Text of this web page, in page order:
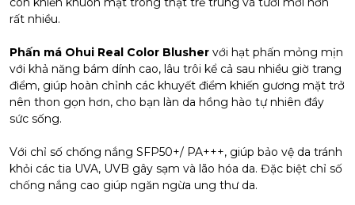
rất nhiều.
Phấn má Ohui Real Color Blusher với hạt phấn mỏng mịn
với khả năng bám dính cao, lâu trôi kể cả sau nhiều giờ trang
điểm, giúp hoàn chỉnh các khuyết điểm khiến gương mặt trở
nên thon gọn hơn, cho bạn làn da hồng hào tự nhiên đầy
sức sống.
Với chỉ số chống nắng SFP50+/ PA+++, giúp bảo vệ da tránh
khỏi các tia UVA, UVB gây sạm và lão hóa da. Đặc biệt chỉ số
chống nắng cao giúp ngăn ngừa ung thư da.